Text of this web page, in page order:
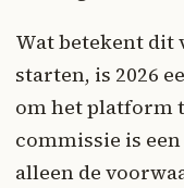
Wat betekent dit
starten, is 2026
om het platform
commissie is
alleen de